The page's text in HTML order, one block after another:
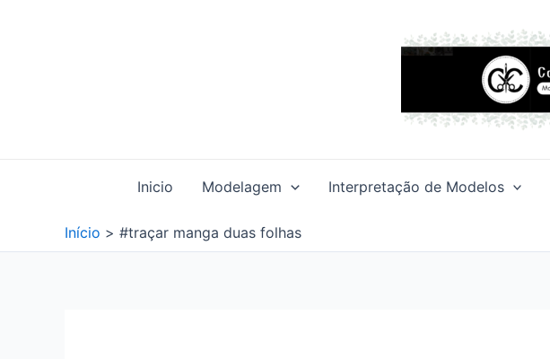
Inicio Modelagem Interpretação de Modelos
Início #traçar manga duas folhas